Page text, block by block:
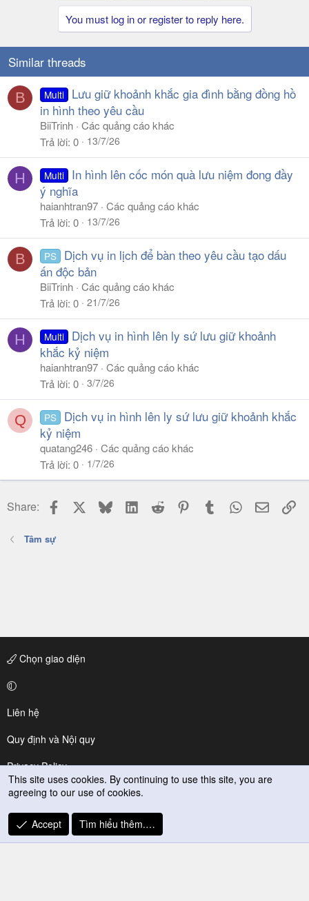
You must log in or register to reply here.
Similar threads
B Multi
Lưu giữ khoảnh khắc gia đình bằng đồng hồ
in hình theo yêu cầu
BiiTrinh Các quảng cáo khác
Trả lời 0 13/7/26
H Multi
In hình lên cốc món quà lưu niệm đong đầy
ý nghĩa
haianhtran97 Các quảng cáo khác
Trả lời 0 13/7/26
B PS
Dịch vụ in lịch để bàn theo yêu cầu tạo dấu
ấn độc bản
BiiTrinh Các quảng cáo khác
Trả lời 0 21/7/26
H Multi
Dịch vụ in hình lên ly sứ lưu giữ khoảnh
khắc kỷ niệm
haianhtran97 Các quảng cáo khác
Trả lời 0 3/7/26
Q PS
Dịch vụ in hình lên ly sứ lưu giữ khoảnh khắc
kỷ niệm
quatang246 Các quảng cáo khác
Trả lời 0 1/7/26
Share: Facebook BlueskyLinkedIn
Reddit PinterestTumblr WhatsApp
Email
Tâm sự
Chọn giao diện
Liên hệ
Quy định và Nội quy
Privacy Policy
Trợ giúp
R
S
This site uses cookies. By continuing to use this site, you are
agreeing to our use of cookies.
Accept Tìm hiểu thêm.…